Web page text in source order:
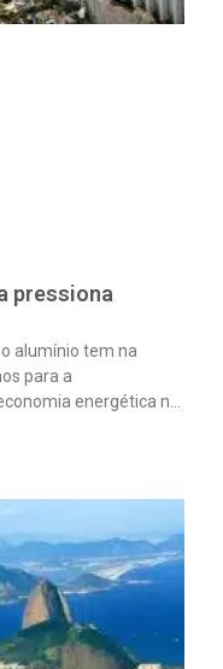
pressiona
alumínio tem na
para a
energética na
limpo, no entanto,
interesse chinês